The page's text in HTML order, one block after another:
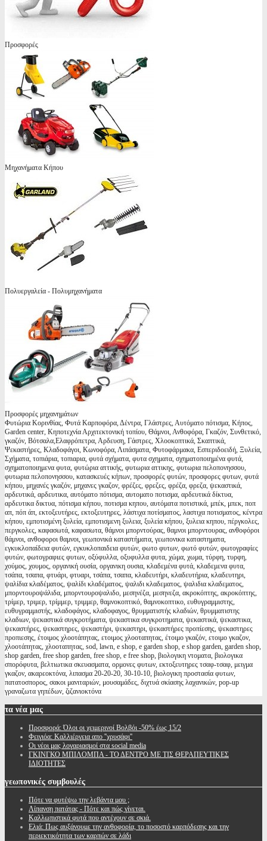
Προσφορές
Μηχανήματα Κήπου
Πολυεργαλεία - Πολυμηχανήματα
Προσφορές μηχανημάτων
Φυτώρια Κορινθίας, Φυτά Καρποφόρα, Δέντρα, Γλάστρες, Αυτόματο πότισμα, Κήπος,
Garden center, Κηποτεχνία Αρχιτεκτονική τοπίου, Θάμνοι, Ανθοφόρα, Γκαζόν, Συνθετικό,
γκαζόν, Βότσαλα,Ελαφρόπετρα, Αρδευση, Γάστρες, Χλοοκοπτικά, Σκαπτικά,
Ψεκαστήρες, Κλαδοφάγοι, Κωνοφόρα, Λιπάσματα, Φυτοφάρμακα, Εσπεριδοειδή, Ξυλεία,
Σχήματα, τοπιάρια, τοπιαρια, φυτά σχήματα, φυτα σχηματα, σχηματοποιημένα φυτά,
σχηματοποιημενα φυτα, φυτώρια αττικής, φυτωρια αττικης, φυτωρια πελοπονησσου,
φυτωρια πελοπονησσου, κατασκευές κήπων, προσφορές φυτών, προσφορες φυτων, φυτά
κήπου, μηχανές γκαζόν, μηχανες γκαζον, φρέζες, φρεζες, φρέζα, φρεζα, ψεκαστικά,
αρδευτικά, αρδευτικα, αυτόματο πότισμα, αυτοματο ποτισμα, αρδευτικά δίκτυα,
αρδευτικα δικτυα, πότισμα κήπου, ποτισμα κηπου, αυτόματα ποτιστικά, μπέκ, μπεκ, ποπ
απ, πόπ άπ, εκτοξευτήρες, εκτοξευτηρες, λάστιχα ποτίσματος, λαστιχα ποτισματος, κέντρα
κήπου, εμποτισμένη ξυλεία, εμποτισμενη ξυλεια, ξυλεία κήπου, ξυλεια κηπου, πέργκολες,
περγκολες, καφασωτά, καφασωτα, θάμνοι μπορντούρας, θαμνοι μπορντουρας, ανθοφόροι
θάμνοι, ανθοφοροι θαμνοι, γεωπονικά καταστήματα, γεωπονικα καταστηματα,
εγκυκλοπαίδεια φυτών, εγκυκλοπαιδεια φυτών, φωτο φυτων, φωτό φυτών, φωτογραφίες
φυτών, φωτογραφιες φυτων, οξύφυλλα, οξυφυλλα φυτα, χώμα, χωμα, τύρφη, τυρφη,
χούμος, χουμος, οργανική ουσία, οργανικη ουσια, κλαδεμένα φυτά, κλαδεμενα φυτα,
τσάπα, τσαπα, φτυάρι, φτυαρι, τσάπα, τσαπα, κλαδευτήρι, κλαδευτήρια, κλαδευτηρι,
ψαλίδια κλαδέματος, ψαλίδι κλαδέματος, ψαλιδι κλαδεματος, ψαλιδια κλαδεματος,
μπορντουροψάλιδα, μπορντουροψαλιδο, μεσηνέζα, μεσηνεζα, ακροκόπτης, ακροκόπτης,
τρίμερ, τριμερ, τρίμμερ, τριμμερ, θαμνοκοπτικό, θαμνοκοπτικο, ευθυγραμμιστης,
ευθυγραμμιστής, κλαδοφάγος, κλαδοφαγος, θρυμματιστής κλαδιών, θρυμματιστης
κλαδιων, ψεκαστικά συγκροτήματα, ψεκαστικα συγκροτηματα, ψεκαστικά, ψεκαστικα,
ψεκαστήρες, ψεκαστηρες, ψεκαστήρι, ψεκαστηρι, ψεκαστήρες προπίεσης, ψεκαστηρες
προπιεσης, έτοιμος χλοοτάπητας, ετοιμος χλοοταπητας, έτοιμο γκαζόν, ετοιμο γκαζον,
χλοοτάπητας, χλοοταπητας, sod, lawn, e shop, e garden shop, e shop garden, garden shop,
shop garden, free shop garden, free shop, e free shop, βιολογικη ντοματα, βιολογικα
σπορόφυτα, βελτιωτικα σκευασματα, ορμονες φυτων, εκτοξευτηρες τσαφ-τσαφ, μειγμα
γκαζον, ακαρεοκτόνα, λιπασμα 20-20-20, 30-10-10, βιολογικη προστασία φυτων,
πατατοσπορος, σακοι μανιταριών, μουσαμάδες, διχτυά σκίασης λαχανικών, pop-up
γραναζωτα γηπέδων, ζιζανιοκτόνα
τα νέα μας
Προσφορά: Όλοι οι χειμερινοί Βολβόι -50% έως 15/2
Φειγιόα: Καλλιέργεια απο ''χρυσάφι''
Oι νέοι μας λογαριασμοί στα social media
ΓΚΙΝΓΚΟ ΜΠΙΛΟΜΠΑ - ΤΟ ΔΕΝΤΡΟ ΜΕ ΤΙΣ ΘΕΡΑΠΕΥΤΙΚΕΣ
ΙΔΙΟΤΗΤΕΣ
γεωπονικές συμβουλές
Πότε να φυτέψω την λεβάντα μου ;
Λίπανση πατάτας - Πότε και πώς γίνεται.
Καλλωπιστικά φυτά που αντέχουν σε σκιά.
Ελιά: Πως αυξάνουμε την ανθοφορία, το ποσοστό καρπόδεσης και την
περιεκτικότητα των καρπών σε λάδι